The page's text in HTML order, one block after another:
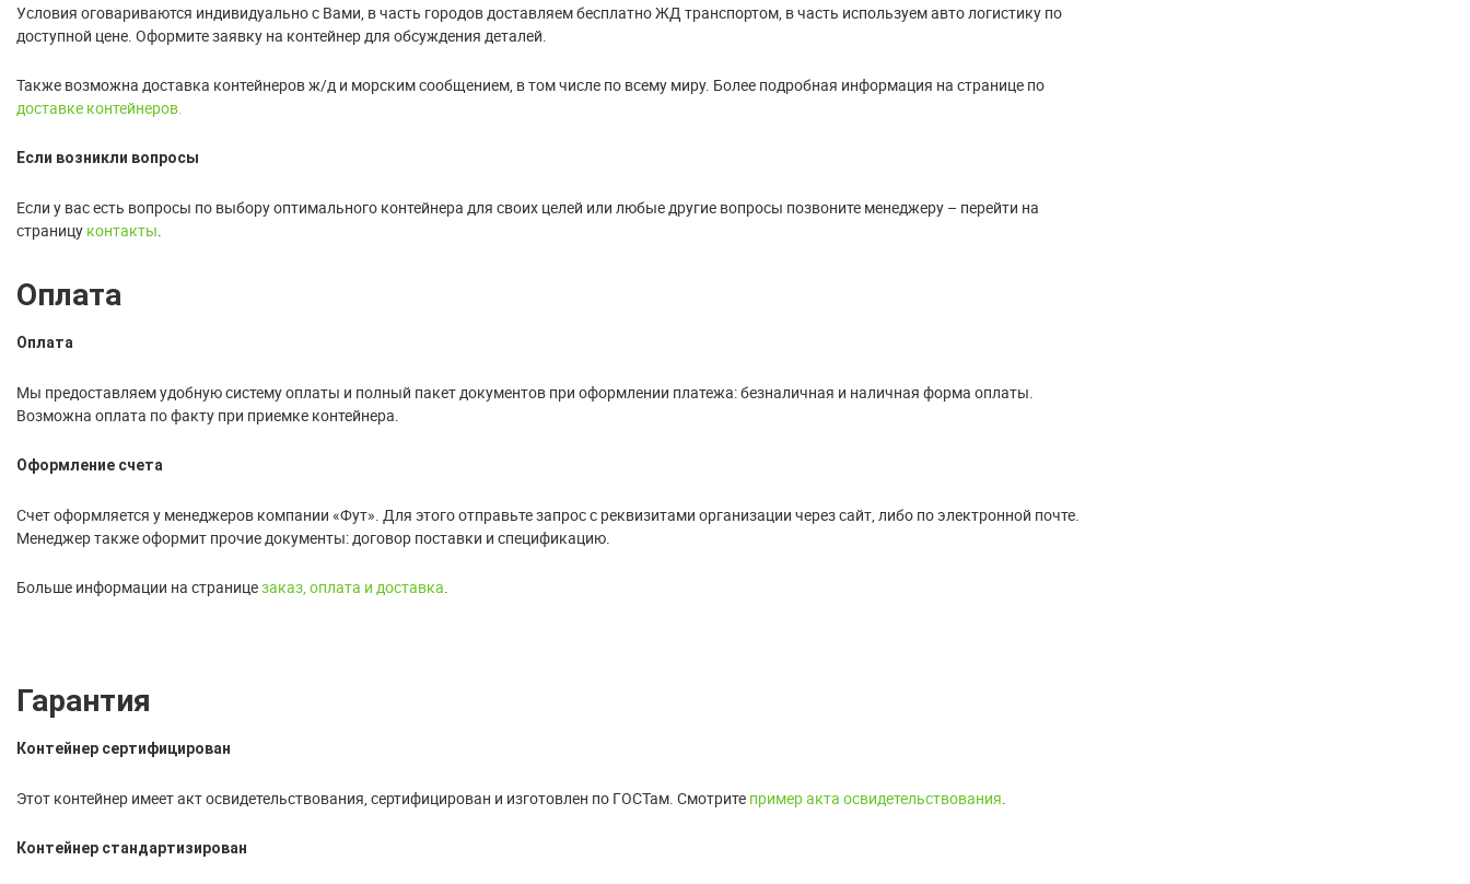
Условия оговариваются индивидуально с Вами, в часть городов доставляем бесплатно ЖД транспортом, в часть используем авто логистику по
доступной цене. Оформите заявку на контейнер для обсуждения деталей.
Также возможна доставка контейнеров ж/д и морским сообщением, в том числе по всему миру. Более подробная информация на странице по
доставке контейнеров.
Если возникли вопросы
Если у вас есть вопросы по выбору оптимального контейнера для своих целей или любые другие вопросы позвоните менеджеру – перейти на
страницу контакты.
Оплата
Оплата
Мы предоставляем удобную систему оплаты и полный пакет документов при оформлении платежа: безналичная и наличная форма оплаты.
Возможна оплата по факту при приемке контейнера.
Оформление счета
Счет оформляется у менеджеров компании «Фут». Для этого отправьте запрос с реквизитами организации через сайт, либо по электронной почте.
Менеджер также оформит прочие документы: договор поставки и спецификацию.
Больше информации на страницезаказ, оплата и доставка.
Гарантия
Контейнер сертифицирован
Этот контейнер имеет акт освидетельствования, сертифицирован и изготовлен по ГОСТам. Смотрите пример акта освидетельствования.
Контейнер стандартизирован